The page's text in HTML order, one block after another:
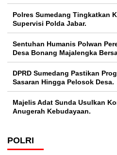
Polres Sumedang Tingkatkan
Supervisi Polda Jabar.
Sentuhan Humanis Polwan
Desa Bonang Majalengka
DPRD Sumedang Pastikan
Sasaran Hingga Pelosok Desa.
Majelis Adat Sunda Usulkan
Anugerah Kebudayaan.
POLRI